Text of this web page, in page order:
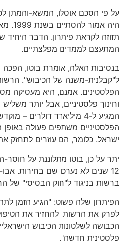
על פי הסכם אוסלו, המשא-והמתן
תזוזה לקראת פיתרון. הדבר היחיד
המתעצם לממדים מפלצתיים.
בנסיבות האלה, אומרת בוטו, הפכה
ל"קבלנית-משנה של הכיבוש".
הפלסטינים. אמנם, היא מעסיקה
וחינוך פלסטיניים, אבל יותר
המגיע ל-4 מיליארד דולרים –
הפלסטיניים משתפים פעולה
ישראל. כלומר, הם עוזרים לתחזק
יתר על כן, בוטו מתלוננת על
12 שנים לא נערכו שם בחירות.
ברשות בניגוד ל"חוק הבסיסי" של
הפיתרון שלה פשוט: "הגיע הזמן
לפרק את הרשות, להחזיר את
הכבושה לשלטונות הכיבוש
פלסטינית חדשה".